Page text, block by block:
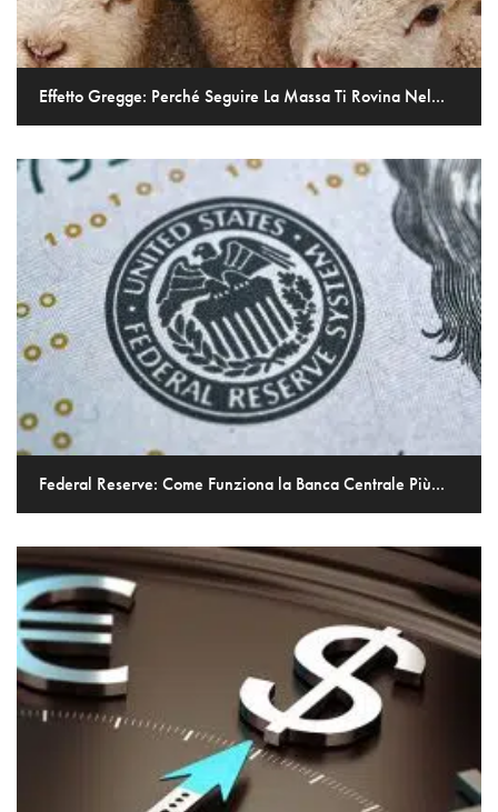
Effetto Gregge: Perché Seguire La Massa Ti Rovina Nel...
Federal Reserve: Come Funziona la Banca Centrale Più...